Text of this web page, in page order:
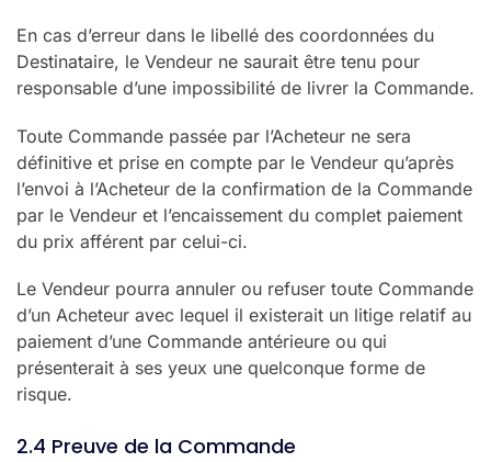
En cas d’erreur dans le libellé des coordonnées du
Destinataire, le Vendeur ne saurait être tenu pour
responsable d’une impossibilité de livrer la Commande.
Toute Commande passée par l’Acheteur ne sera
définitive et prise en compte par le Vendeur qu’après
l’envoi à l’Acheteur de la confirmation de la Commande
par le Vendeur et l’encaissement du complet paiement
du prix afférent par celui-ci.
Le Vendeur pourra annuler ou refuser toute Commande
d’un Acheteur avec lequel il existerait un litige relatif au
paiement d’une Commande antérieure ou qui
présenterait à ses yeux une quelconque forme de
risque.
2.4 Preuve de la Commande